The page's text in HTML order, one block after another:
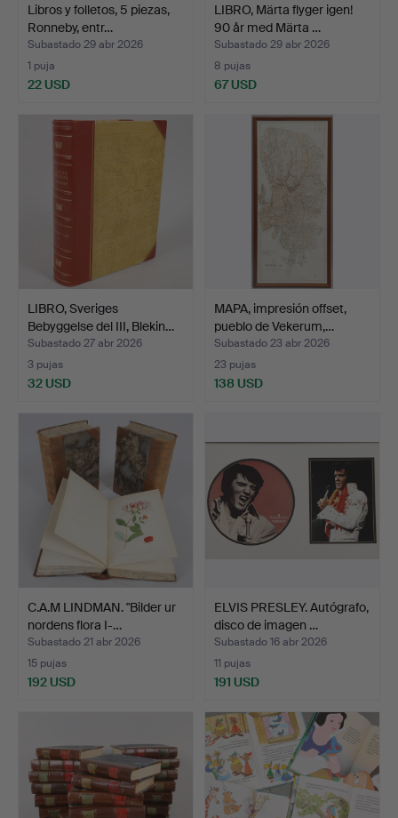
Libros y folletos, 5 piezas,
Ronneby, entr…
Subastado 29 abr 2026
1 puja
22 USD
LIBRO, Märta flyger igen!
90 år med Märta …
Subastado 29 abr 2026
8 pujas
67 USD
LIBRO, Sveriges
Bebyggelse del III, Blekin…
Subastado 27 abr 2026
3 pujas
32 USD
MAPA, impresión offset,
pueblo de Vekerum,…
Subastado 23 abr 2026
23 pujas
138 USD
C.A.M LINDMAN. "Bilder ur
nordens flora I-…
Subastado 21 abr 2026
15 pujas
192 USD
ELVIS PRESLEY. Autógrafo,
disco de imagen …
Subastado 16 abr 2026
11 pujas
191 USD